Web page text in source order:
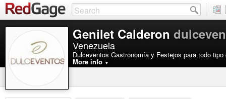
Genilet Calderon
Venezuela
Dulceventos Gastronomía y Festejos para todo
More info ▼